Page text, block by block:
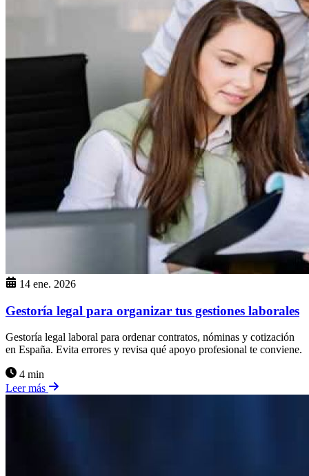
14 ene. 2026
Gestoría legal para organizar tus gestiones laborales
Gestoría legal laboral para ordenar contratos, nóminas y cotización
en España. Evita errores y revisa qué apoyo profesional te conviene.
4 min
Leer más